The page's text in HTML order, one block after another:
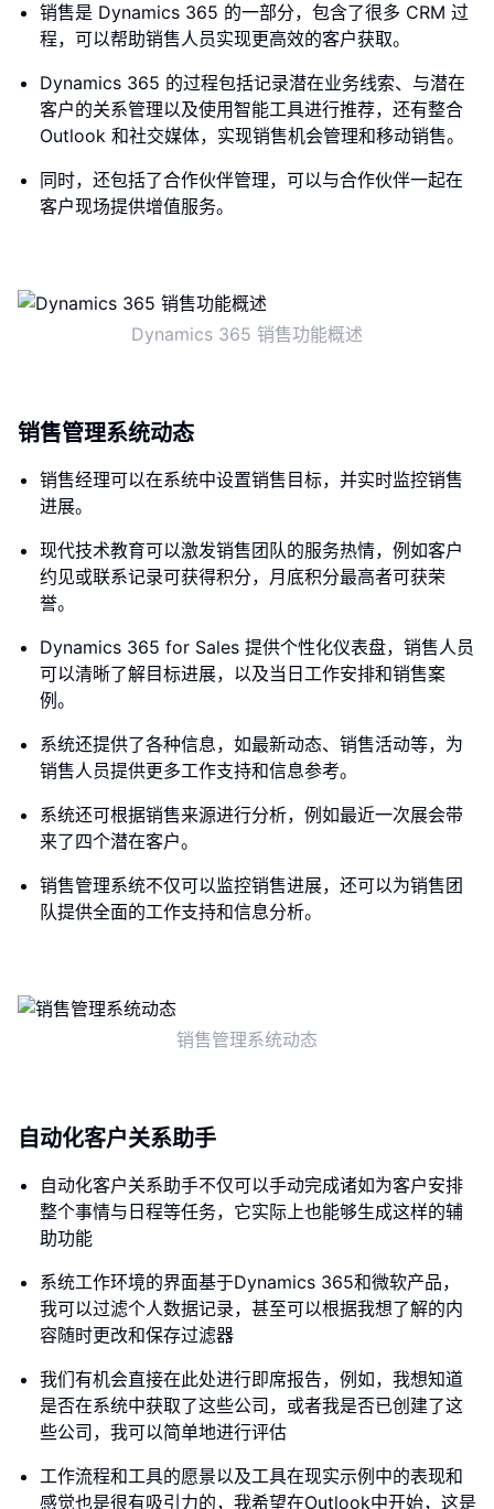
销售是 Dynamics 365 的一部分，包含了很多 CRM 过
程，可以帮助销售人员实现更高效的客户获取。
Dynamics 365 的过程包括记录潜在业务线索、与潜在
客户的关系管理以及使用智能工具进行推荐，还有整合
Outlook 和社交媒体，实现销售机会管理和移动销售。
同时，还包括了合作伙伴管理，可以与合作伙伴一起在
客户现场提供增值服务。
Dynamics 365 销售功能概述
销售管理系统动态
销售经理可以在系统中设置销售目标，并实时监控销售
进展。
现代技术教育可以激发销售团队的服务热情，例如客户
约见或联系记录可获得积分，月底积分最高者可获荣
誉。
Dynamics 365 for Sales 提供个性化仪表盘，销售人员
可以清晰了解目标进展，以及当日工作安排和销售案
例。
系统还提供了各种信息，如最新动态、销售活动等，为
销售人员提供更多工作支持和信息参考。
系统还可根据销售来源进行分析，例如最近一次展会带
来了四个潜在客户。
销售管理系统不仅可以监控销售进展，还可以为销售团
队提供全面的工作支持和信息分析。
销售管理系统动态
自动化客户关系助手
自动化客户关系助手不仅可以手动完成诸如为客户安排
整个事情与日程等任务，它实际上也能够生成这样的辅
助功能
系统工作环境的界面基于Dynamics 365和微软产品，
我可以过滤个人数据记录，甚至可以根据我想了解的内
容随时更改和保存过滤器
我们有机会直接在此处进行即席报告，例如，我想知道
是否在系统中获取了这些公司，或者我是否已创建了这
些公司，我可以简单地进行评估
工作流程和工具的愿景以及工具在现实示例中的表现和
感觉也是很有吸引力的，我希望在Outlook中开始，这是